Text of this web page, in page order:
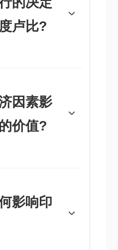
卢比?
作用，投资者在利率较
后将资金放在利率相对
因素影
价值?
更高的利率，特别是实
胀)也对卢比有利。风
外国直接和间接投资
利于卢比。
影响印